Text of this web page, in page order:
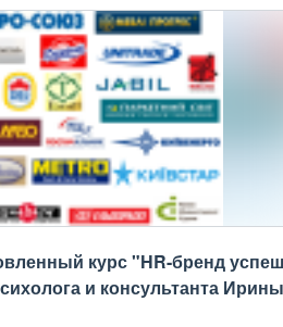
курс "HR-бренд
и консультанта Ирины